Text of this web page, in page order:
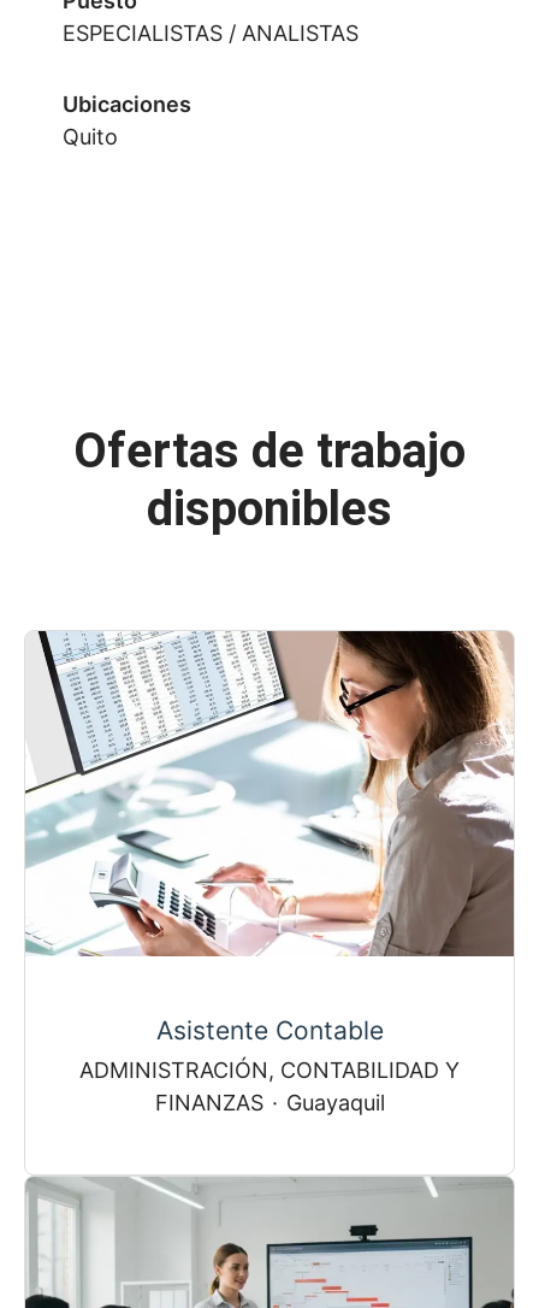
ESPECIALISTAS / ANALISTAS
Ubicaciones
Quito
Ofertas de trabajo
disponibles
Asistente Contable
ADMINISTRACIÓN, CONTABILIDAD Y
FINANZAS · Guayaquil